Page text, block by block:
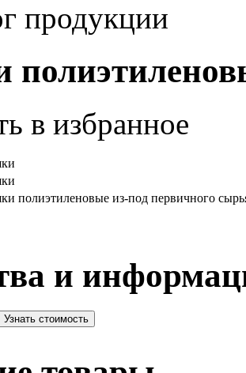
продукции
в избранное
полиэтиленовые из-под первичного
и
Узнать стоимость